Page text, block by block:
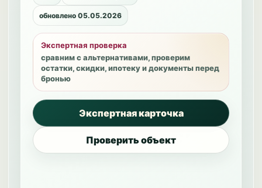
обновлено 05.05.2026
Экспертная проверка
сравним с альтернативами, проверим
остатки, скидки, ипотеку и документы перед
бронью
Экспертная карточка
Проверить объект